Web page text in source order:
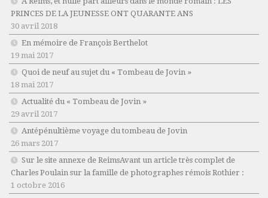
PRINCES DE LA JEUNESSE ONT QUARANTE ANS
30 avril 2018
En mémoire de François Berthelot
19 mai 2017
Quoi de neuf au sujet du « Tombeau de Jovin »
18 mai 2017
Actualité du « Tombeau de Jovin »
29 avril 2017
Antépénultième voyage du tombeau de Jovin
26 mars 2017
Sur le site annexe de ReimsAvant un article très complet de
Charles Poulain sur la famille de photographes rémois Rothier :
1 octobre 2016